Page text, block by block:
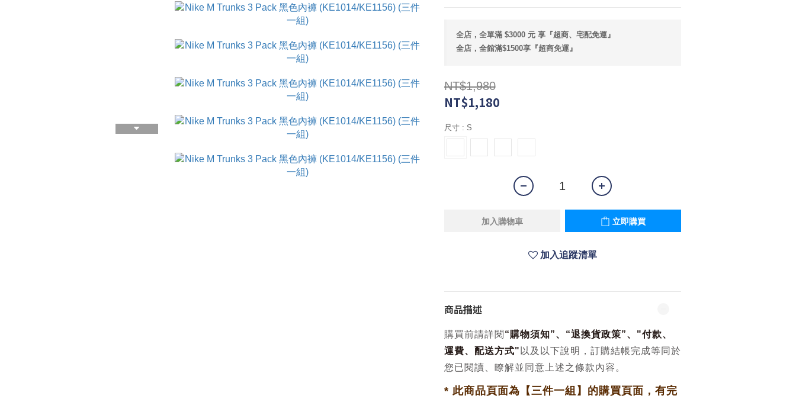
全店，全單滿 $3000 元 享『超商、宅配免運』
全店，全館滿$1500享『超商免運』
NT$1,980
NT$1,180
尺寸 : S
加入購物車 立即購買
加入追蹤清單
商品描述
購買前請詳閱 “購物須知”、“退換貨政策”、 "付款、
運費、配送方式" 以及以下說明，訂購結帳完成等同於
您已閱讀、瞭解並同意上述之條款內容。
* 此商品頁面為【三件一組】的購買頁面，有完